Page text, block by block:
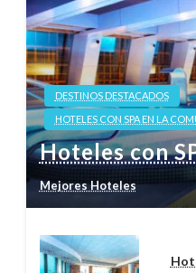
DESTINOS DESTACADOS
HOTELES CON SPA EN LA
Hoteles con
Mejores Hoteles